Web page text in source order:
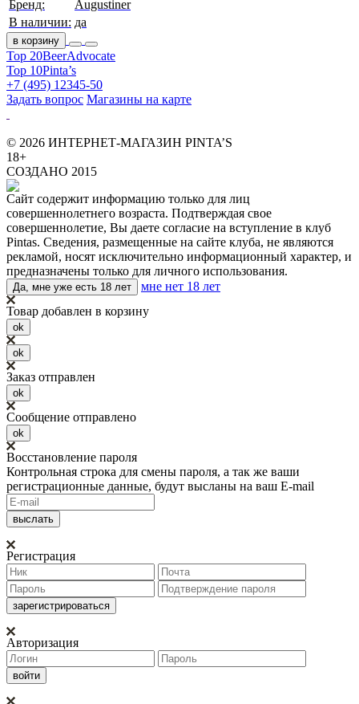
Бренд:
Augustiner
В наличии: да
в корзину
Top 20BeerAdvocate
Top 10Pinta’s
+7 (495) 12345-50
Задать вопрос Магазины на карте
© 2026 ИНТЕРНЕТ-МАГАЗИН PINTA’S
18+
СОЗДАНО 2015
Сайт содержит информацию только для лиц
совершеннолетнего возраста. Подтверждая свое
совершеннолетие, Вы даете согласие на вступление в клуб
Pintas. Сведения, размещенные на сайте клуба, не являются
рекламой, носят исключительно информационный характер, и
предназначены только для личного использования.
Да, мне уже есть 18 лет
мне нет 18 лет
Товар добавлен в корзину
ok
ok
Заказ отправлен
ok
Сообщение отправлено
ok
Восстановление пароля
Контрольная строка для смены пароля, а так же ваши
регистрационные данные, будут высланы на ваш E-mail
Регистрация
Авторизация